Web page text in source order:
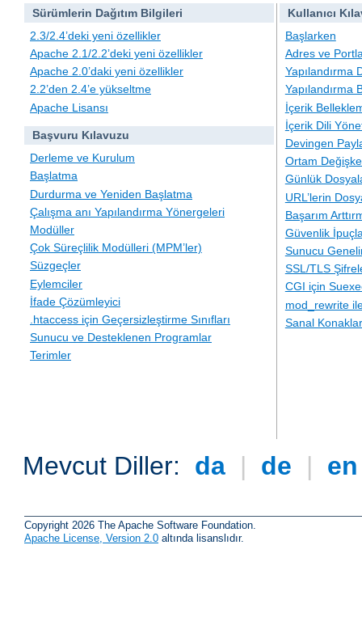
Sürümlerin Dağıtım Bilgileri
2.3/2.4’deki yeni özellikler
Apache 2.1/2.2’deki yeni özellikler
Apache 2.0’daki yeni özellikler
2.2’den 2.4’e yükseltme
Apache Lisansı
Başvuru Kılavuzu
Derleme ve Kurulum
Başlatma
Durdurma ve Yeniden Başlatma
Çalışma anı Yapılandırma Yönergeleri
Modüller
Çok Süreçlilik Modülleri (MPM’ler)
Süzgeçler
Eylemciler
İfade Çözümleyici
.htaccess için Geçersizleştirme Sınıfları
Sunucu ve Desteklenen Programlar
Terimler
Kullanıcı
Başlarken
Adres ve
Yapılandırma
Yapılandırma
İçerik
İçerik Dili
Devingen
Ortam
Günlük
URL’lerin
Başarım
Güvenlik
Sunucu
SSL/TLS
CGI için
mod_rewrite
Sanal Konaklar
Mevcut Diller: da | de |
Copyright 2026 The Apache Software Foundation.
Apache License, Version 2.0 altında lisanslıdır.